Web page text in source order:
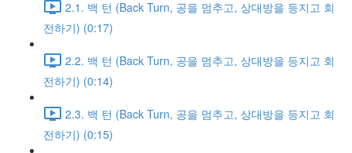
2.1. 백 턴 (Back Turn, 공을 멈추고, 상대방을 등지고 회
전하기) (0:17)
2.2. 백 턴 (Back Turn, 공을 멈추고, 상대방을 등지고 회
전하기) (0:14)
2.3. 백 턴 (Back Turn, 공을 멈추고, 상대방을 등지고 회
전하기) (0:15)